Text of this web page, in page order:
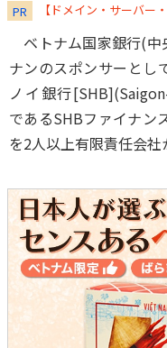
PR 【ドメイン・サーバー
ベトナム国家銀行(中
ナンのスポンサーとし
ノイ銀行
であるSHBファイナン
を2人以上有限責任会社